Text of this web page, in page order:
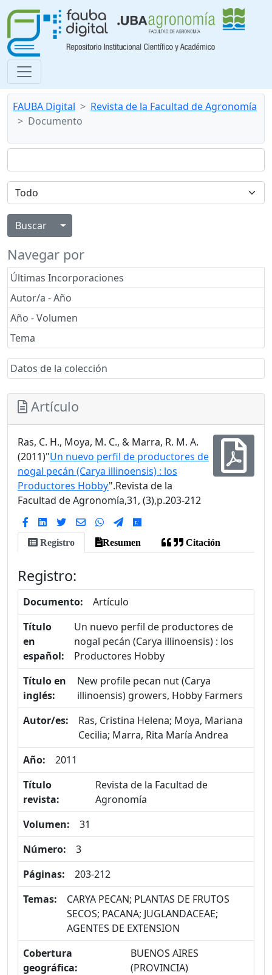
FAUBA Digital
Revista de la Facultad de Agronomía
Documento
Alternar menú desplegable
Navegar por
Últimas Incorporaciones
Autor/a - Año
Año - Volumen
Tema
Datos de la colección
Artículo
Ras, C. H., Moya, M. C., & Marra, R. M. A.
(2011)"Un nuevo perfil de productores de
nogal pecán (Carya illinoensis) : los
Productores Hobby".Revista de la
Facultad de Agronomía,31, (3),p.203-212
Registro Resumen Citación
Registro:
Documento:
Artículo
Título
en
español:
Un nuevo perfil de productores de
nogal pecán (Carya illinoensis) : los
Productores Hobby
Título en
inglés:
New profile pecan nut (Carya
illinoensis) growers, Hobby Farmers
Autor/es:
Ras, Cristina Helena; Moya, Mariana
Cecilia; Marra, Rita María Andrea
Año:
2011
Título
revista:
Revista de la Facultad de
Agronomía
Volumen:
31
Número:
3
Páginas:
203-212
Temas:
CARYA PECAN; PLANTAS DE FRUTOS
SECOS; PACANA; JUGLANDACEAE;
AGENTES DE EXTENSION
Cobertura
geográfica:
BUENOS AIRES
(PROVINCIA)